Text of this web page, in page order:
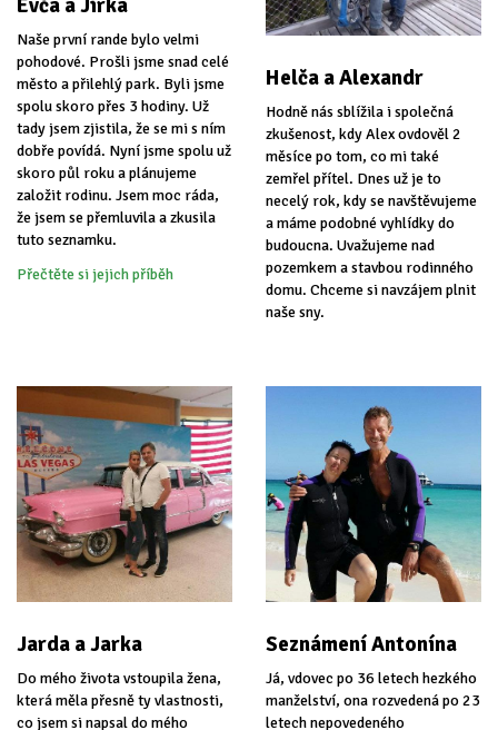
Evča a Jirka
Naše první rande bylo velmi
pohodové. Prošli jsme snad celé
město a přilehlý park. Byli jsme
spolu skoro přes 3 hodiny. Už
tady jsem zjistila, že se mi s ním
dobře povídá. Nyní jsme spolu už
skoro půl roku a plánujeme
založit rodinu. Jsem moc ráda,
že jsem se přemluvila a zkusila
tuto seznamku.
Přečtěte si jejich příběh
Helča a Alexandr
Hodně nás sblížila i společná
zkušenost, kdy Alex ovdověl 2
měsíce po tom, co mi také
zemřel přítel. Dnes už je to
necelý rok, kdy se navštěvujeme
a máme podobné vyhlídky do
budoucna. Uvažujeme nad
pozemkem a stavbou rodinného
domu. Chceme si navzájem plnit
naše sny.
Jarda a Jarka
Do mého života vstoupila žena,
která měla přesně ty vlastnosti,
co jsem si napsal do mého
Seznámení Antonína
Já, vdovec po 36 letech hezkého
manželství, ona rozvedená po 23
letech nepovedeného